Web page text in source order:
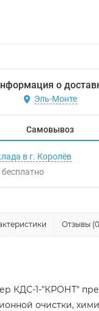
о
Эль-Монте
Самовывоз
в г. Королёв
Бесплатно
Отзывы
КДС-1-"КРОНТ"
очистки,